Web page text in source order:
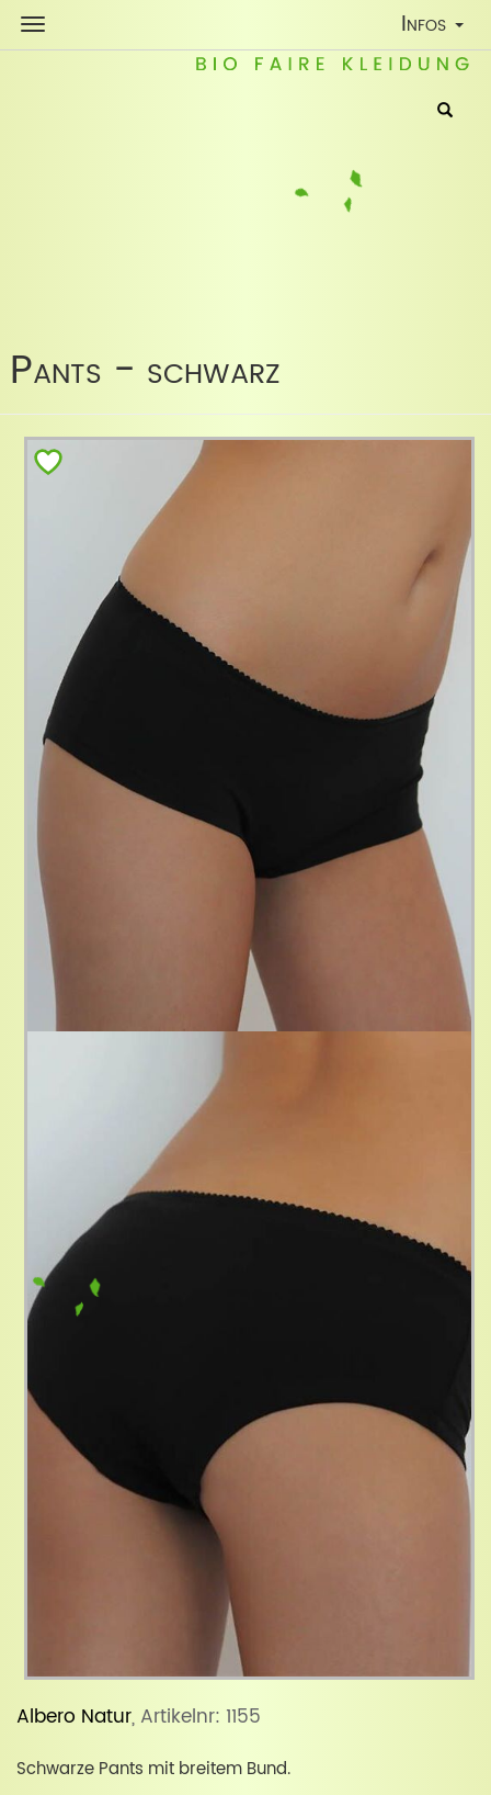
Toggle
Infos
Pants - schwarz
Albero Natur, Artikelnr: 1155
Schwarze Pants mit breitem Bund.